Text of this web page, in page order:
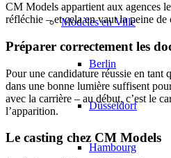
Modèles en Ville
Berlin
Düsseldorf
Hambourg
CM Models appartient aux agences
réfléchie – et cela en vaut la peine
Préparer correctement les
Pour une candidature réussie en tant
dans une bonne lumière suffisent
avec la carrière – au début, c’est le
l’apparition.
Le casting chez CM Models